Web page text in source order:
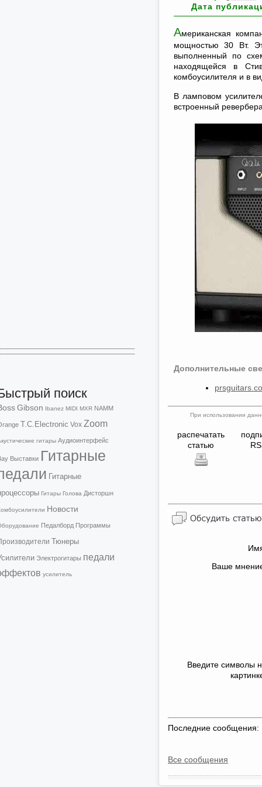
поиск
Gibson Ibanez MIDI MXR NAMM
T.C.Electronic Vox Zoom
гитары Аудиоинтерфейс
Выставки Гитарные
Гитарные
Гитары Голова Дисторшн
Новости
Педалборд Программы
Тюнеры
Электрогитары педали
усилитель
Дата
Американская
мощностью 30 Вт.
выполненный по
находящейся в
комбоусилителя и в
В ламповом
встроенный
Дополнительные
При использовании
распечатать
статью
Ваше
Введите символы
Последние сообщения:
Все сообщения